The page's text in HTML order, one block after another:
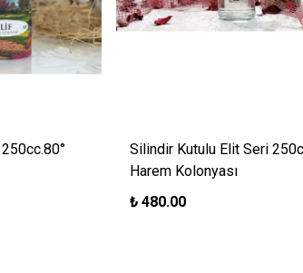
Silindir Kutulu Elit Seri
Harem Kolonyası
₺480.00